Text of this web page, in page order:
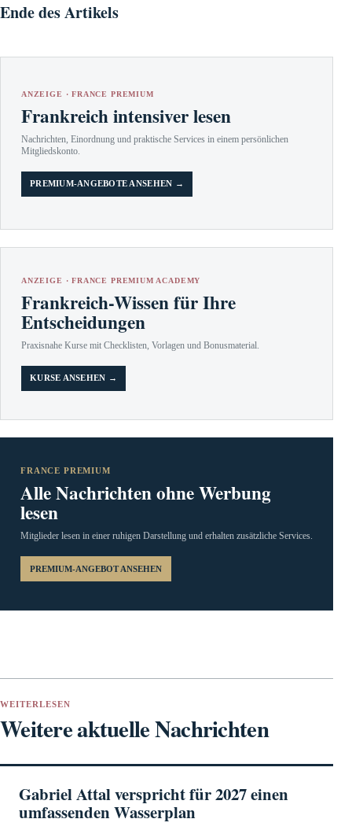
Ende des Artikels
ANZEIGE · FRANCE PREMIUM
Frankreich intensiver lesen
Nachrichten, Einordnung und praktische Services in einem persönlichen
Mitgliedskonto.
PREMIUM-ANGEBOTE ANSEHEN →
ANZEIGE · FRANCE PREMIUM ACADEMY
Frankreich-Wissen für Ihre
Entscheidungen
Praxisnahe Kurse mit Checklisten, Vorlagen und Bonusmaterial.
KURSE ANSEHEN →
FRANCE PREMIUM
Alle Nachrichten ohne Werbung
lesen
Mitglieder lesen in einer ruhigen Darstellung und erhalten zusätzliche Services.
PREMIUM-ANGEBOT ANSEHEN
WEITERLESEN
Weitere aktuelle Nachrichten
Gabriel Attal verspricht für 2027 einen
umfassenden Wasserplan